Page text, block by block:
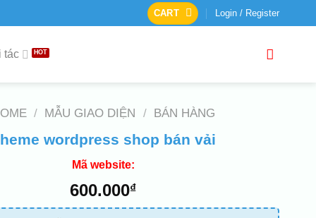
CART Login / Register
tác
/ MẪU GIAO DIỆN / BÁN HÀNG
wordpress shop bán vải
Mã website:
600.000₫